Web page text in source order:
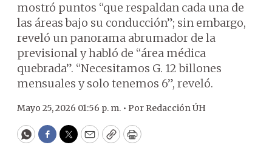
mostró puntos “que respaldan cada una de
las áreas bajo su conducción”; sin embargo,
reveló un panorama abrumador de la
previsional y habló de “área médica
quebrada”. “Necesitamos G. 12 billones
mensuales y solo tenemos 6”, reveló.
Mayo 25, 2026 01:56 p. m. • Por Redacción ÚH
WhatsApp
Facebook
Twitter
EmailCopyPrint